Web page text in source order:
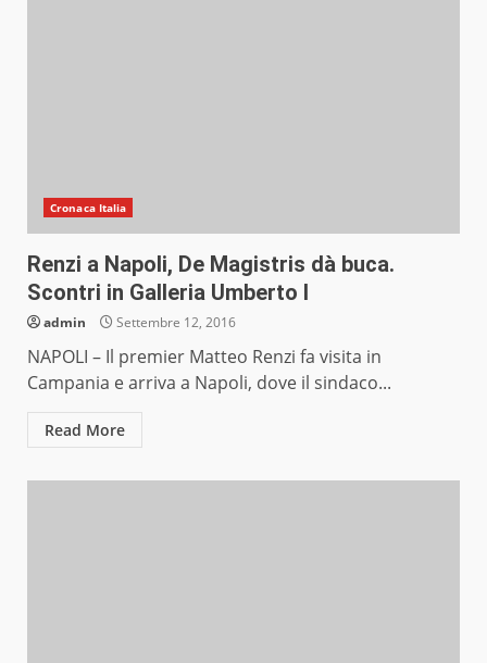
Cronaca Italia
Renzi a Napoli, De Magistris dà buca.
Scontri in Galleria Umberto I
admin Settembre 12, 2016
NAPOLI – Il premier Matteo Renzi fa visita in
Campania e arriva a Napoli, dove il sindaco...
Read More